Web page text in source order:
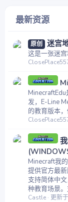
最新资源
原创 迷宫
这是一张迷宫
发，E-Line
的教育版本，
Minecraft我
提供官方最
支持简体中
种教育场景
Castle 更新于